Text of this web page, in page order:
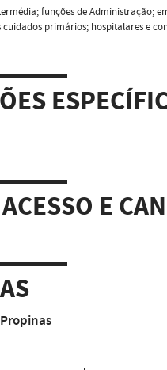
funções de Administração;
cuidados primários; hospitalares e
E